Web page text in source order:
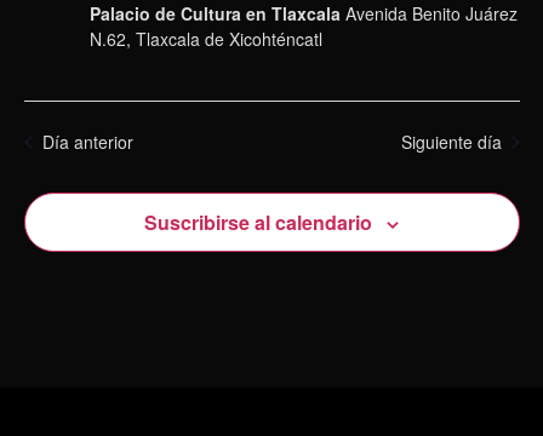
Palacio de Cultura en Tlaxcala Avenida Benito Juárez
N.62, Tlaxcala de Xicohténcatl
Día anterior Siguiente día
Suscribirse al calendario